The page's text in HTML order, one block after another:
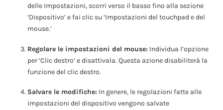
delle Impostazioni, scorri verso il basso fino alla sezione
‘Dispositivo’ e fai clic su ‘Impostazioni del touchpad e del
mouse.’
Regolare le impostazioni del mouse: Individua l’opzione
per ‘Clic destro’ e disattivala. Questa azione disabiliterà la
funzione del clic destro.
Salvare le modifiche: In genere, le regolazioni fatte alle
impostazioni del dispositivo vengono salvate